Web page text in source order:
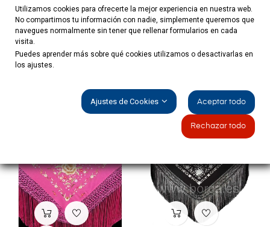
1.890,00 €
A...
Precio
535,00 €
Utilizamos cookies para ofrecerte la mejor experiencia en nuestra web.
No compartimos tu información con nadie, simplemente queremos que
navegues normalmente sin tener que rellenar formularios en cada
visita.
Puedes aprender más sobre qué cookies utilizamos o desactivarlas en
los ajustes.
Ajustes de Cookies Aceptar todo
Rechazar todo